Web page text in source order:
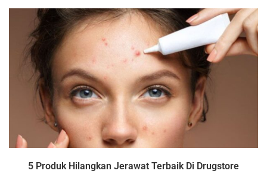
5 Produk Hilangkan Jerawat Terbaik Di Drugstore